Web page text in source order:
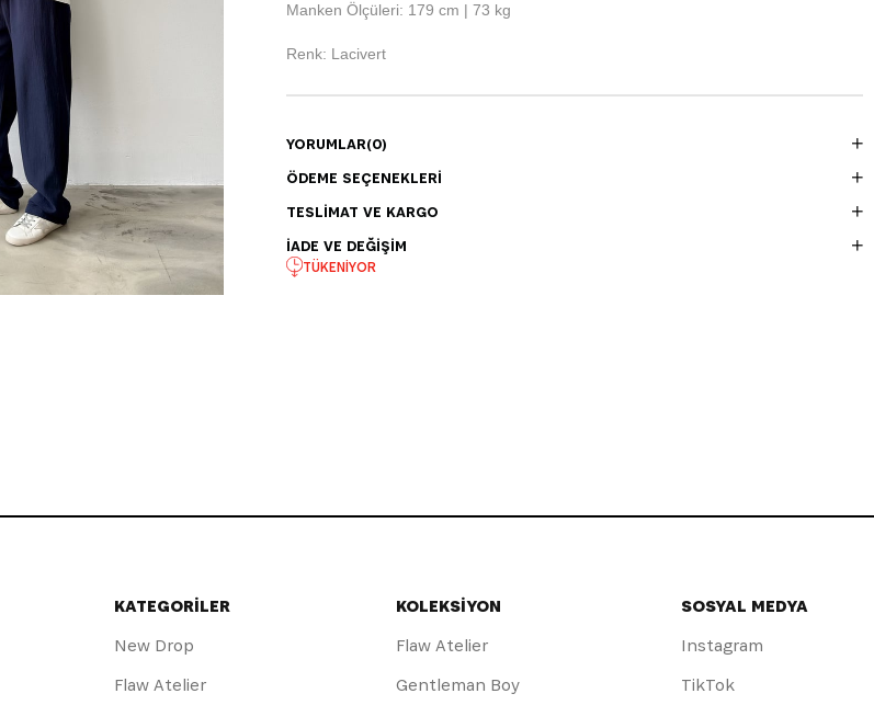
Manken Ölçüleri: 179 cm | 73 kg
Renk: Lacivert
YORUMLAR(0)
ÖDEME SEÇENEKLERI
TESLIMAT VE KARGO
İADE VE DEĞIŞIM
TÜKENIYOR
KATEGORİLER
New Drop
Flaw Atelier
KOLEKSİYON
Flaw Atelier
Gentleman Boy
SOSYAL MEDYA
Instagram
TikTok